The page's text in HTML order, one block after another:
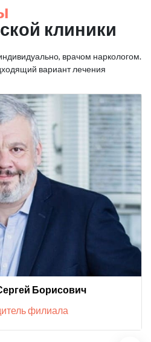
клиники
врачом наркологом.
вариант лечения
Борисович
филиала